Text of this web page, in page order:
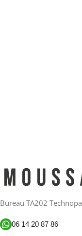
Bureau TA202
06 14 20 87 86